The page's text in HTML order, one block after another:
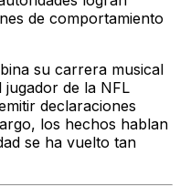
de comportamiento
su carrera musical
de la NFL
declaraciones
los hechos hablan
se ha vuelto tan